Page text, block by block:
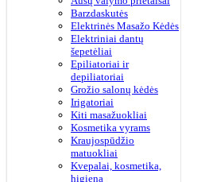
Barzdaskutės
Elektrinės Masažo Kėdės
Elektriniai dantų
šepetėliai
Epiliatoriai ir
depiliatoriai
Grožio salonų kėdės
Irigatoriai
Kiti masažuokliai
Kosmetika vyrams
Kraujospūdžio
matuokliai
Kvepalai, kosmetika,
higiena